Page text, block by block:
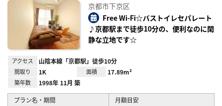
り登
京都市下京区
Free Wi-Fi☆バストイレセパレート
♪京都駅まで徒歩10分の、便利なのに閑
静な立地です☆
アクセス 山陰本線「京都駅」徒歩10分
間取り 1K 面積 17.89m²
築年数 1998年 11月 築
プラン名・期間
月額目安